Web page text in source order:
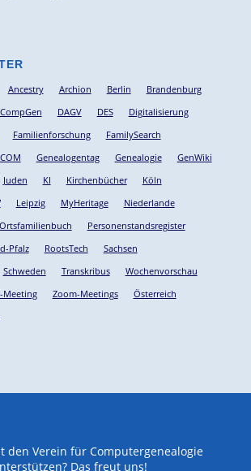
Ancestry Archion Berlin
Brandenburg
CompGen DAGV DES
Digitalisierung
Familienforschung
FamilySearch
Genealogentag Genealogie
GenWiki
Juden KI Kirchenbücher
Köln
Leipzig MyHeritage
Niederlande
Ortsfamilienbuch
Personenstandsregister
Pfalz RootsTech
Sachsen
Schweden Transkribus
Wochenvorschau
Meeting Zoom-Meetings
Österreich
den Verein für Computergenealogie
Das freut uns!